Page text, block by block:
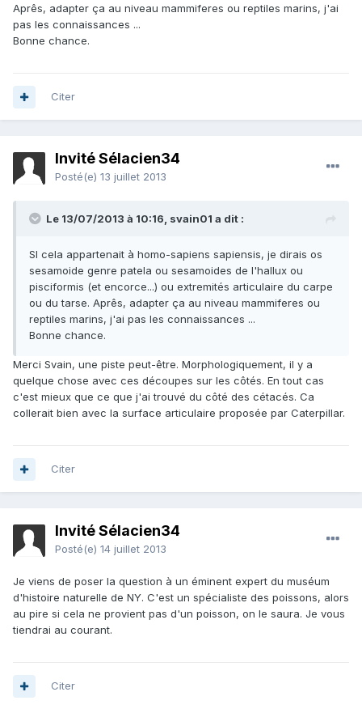
Aprês, adapter ça au niveau mammiferes ou reptiles marins, j'ai
pas les connaissances ...
Bonne chance.
Citer
Invité Sélacien34
Posté(e) 13 juillet 2013
Le 13/07/2013 à 10:16, svain01 a dit :
SI cela appartenait à homo-sapiens sapiensis, je dirais os
sesamoide genre patela ou sesamoides de l'hallux ou
pisciformis (et encorce...) ou extremités articulaire du carpe
ou du tarse. Aprês, adapter ça au niveau mammiferes ou
reptiles marins, j'ai pas les connaissances ...
Bonne chance.
Merci Svain, une piste peut-être. Morphologiquement, il y a
quelque chose avec ces découpes sur les côtés. En tout cas
c'est mieux que ce que j'ai trouvé du côté des cétacés. Ca
collerait bien avec la surface articulaire proposée par Caterpillar.
Citer
Invité Sélacien34
Posté(e) 14 juillet 2013
Je viens de poser la question à un éminent expert du muséum
d'histoire naturelle de NY. C'est un spécialiste des poissons, alors
au pire si cela ne provient pas d'un poisson, on le saura. Je vous
tiendrai au courant.
Citer